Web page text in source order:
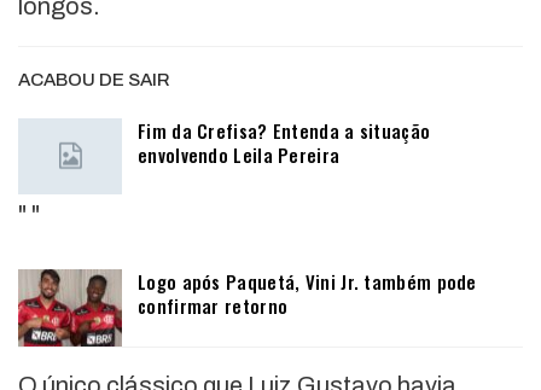
longos.
ACABOU DE SAIR
Fim da Crefisa? Entenda a situação
envolvendo Leila Pereira
" "
Logo após Paquetá, Vini Jr. também pode
confirmar retorno